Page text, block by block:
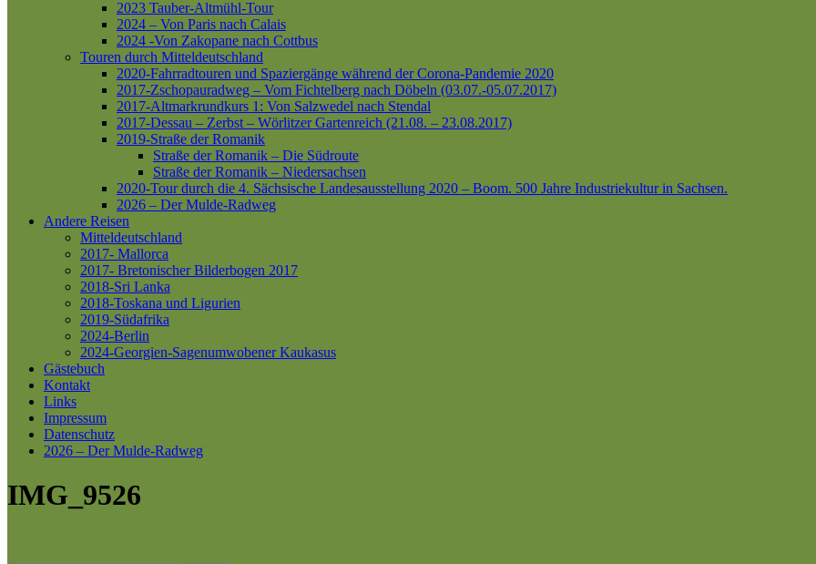
2023 Tauber-Altmühl-Tour
2024 – Von Paris nach Calais
2024 -Von Zakopane nach Cottbus
Touren durch Mitteldeutschland
2020-Fahrradtouren und Spaziergänge während der Corona-Pandemie 2020
2017-Zschopauradweg – Vom Fichtelberg nach Döbeln (03.07.-05.07.2017)
2017-Altmarkrundkurs 1: Von Salzwedel nach Stendal
2017-Dessau – Zerbst – Wörlitzer Gartenreich (21.08. – 23.08.2017)
2019-Straße der Romanik
Straße der Romanik – Die Südroute
Straße der Romanik – Niedersachsen
2020-Tour durch die 4. Sächsische Landesausstellung 2020 – Boom. 500 Jahre Industriekultur in Sachsen.
2026 – Der Mulde-Radweg
Andere Reisen
Mitteldeutschland
2017- Mallorca
2017- Bretonischer Bilderbogen 2017
2018-Sri Lanka
2018-Toskana und Ligurien
2019-Südafrika
2024-Berlin
2024-Georgien-Sagenumwobener Kaukasus
Gästebuch
Kontakt
Links
Impressum
Datenschutz
2026 – Der Mulde-Radweg
IMG_9526